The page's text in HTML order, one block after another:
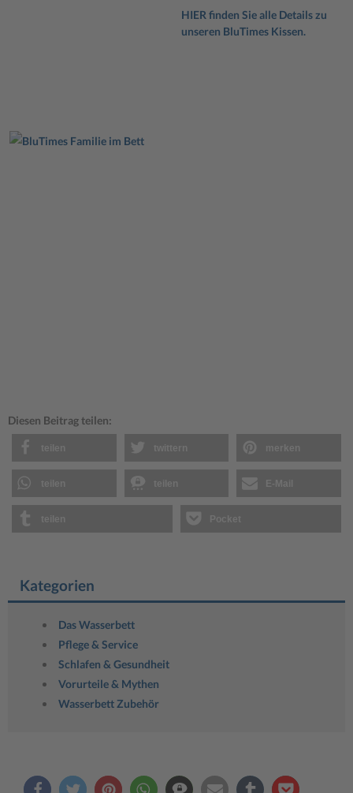
HIER finden Sie alle Details zu
unseren BluTimes Kissen.
Diesen Beitrag teilen:
teilen twittern merken
teilen teilen E-Mail
teilen Pocket
Kategorien
Das Wasserbett
Pflege & Service
Schlafen & Gesundheit
Vorurteile & Mythen
Wasserbett Zubehör